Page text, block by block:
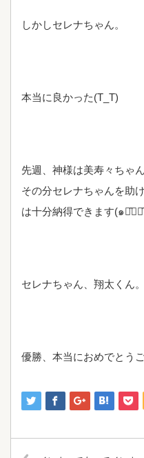
しかしセレナちゃん。
本当に良かった(T_T)
先週、神様は美寿々ちゃ
その分セレナちゃんを助
は十分納得できます(๑･̑◡
セレナちゃん、翔太くん。
優勝、本当におめでとう